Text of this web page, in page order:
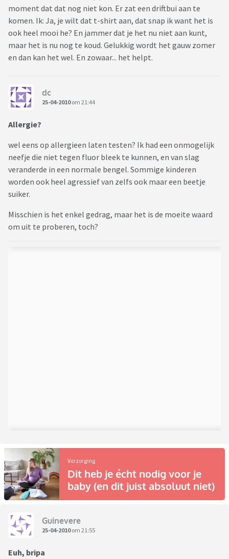
moment dat dat nog niet kon. Er zat een driftbui aan te
komen. Ik: Ja, je wilt dat t-shirt aan, dat snap ik want het is
ook heel mooi he? En jammer dat je het nu niet aan kunt,
maar het is nu nog te koud. Gelukkig wordt het gauw zomer
en dan kan het wel. En zowaar... het helpt.
dc
25-04-2010om 21:44
Allergie?
wel eens op allergieen laten testen? Ik had een onmogelijk
neefje die niet tegen fluor bleek te kunnen, en van slag
veranderde in een normale bengel. Sommige kinderen
worden ook heel agressief van zelfs ook maar een beetje
suiker.
Misschien is het enkel gedrag, maar het is de moeite waard
om uit te proberen, toch?
Verzorging
Dit heb je écht nodig voor je
baby (en dit juist absoluut niet)
Guinevere
25-04-2010om 21:55
Euh, bripa